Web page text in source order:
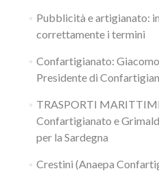
Pubblicità e artigianato:
correttamente i termini
Confartigianato:
Presidente di
TRASPORTI
Confartigianato e
per la Sardegna
Crestini (Anaepa